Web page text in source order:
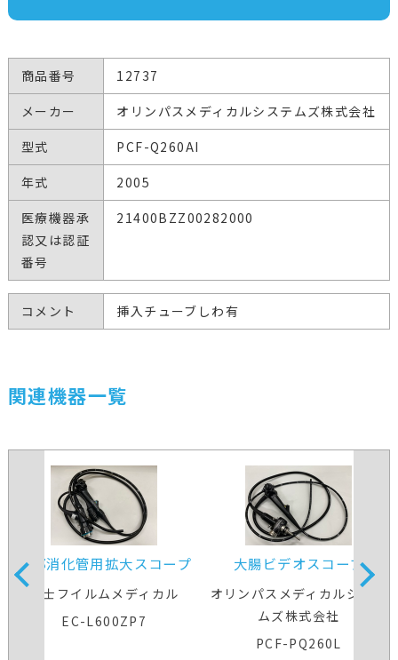
商品番号
12737
メーカー
オリンパスメディカルシステムズ株式会社
型式
PCF-Q260AI
年式
2005
医療機器承
認又は認証
番号
21400BZZ00282000
コメント 挿入チューブしわ有
関連機器一覧
下部消化管用拡大スコープ
富士フイルムメディカル
EC-L600ZP7
大腸ビデオスコープ
オリンパスメディカルシステ
ムズ株式会社
PCF-PQ260L